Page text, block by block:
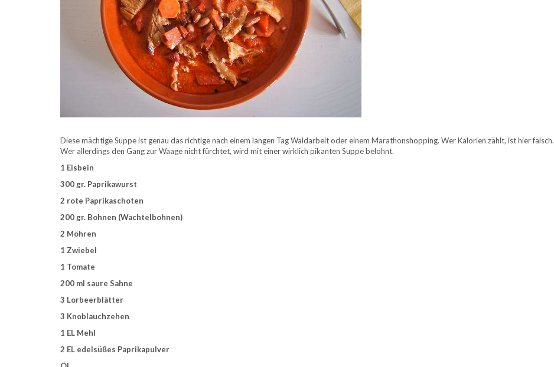
Diese mächtige Suppe ist genau das richtige nach einem langen Tag Waldarbeit oder einem Marathonshopping. Wer Kalorien zählt, ist hier falsch.
Wer allerdings den Gang zur Waage nicht fürchtet, wird mit einer wirklich pikanten Suppe belohnt.
1 Eisbein
300 gr. Paprikawurst
2 rote Paprikaschoten
200 gr. Bohnen (Wachtelbohnen)
2 Möhren
1 Zwiebel
1 Tomate
200 ml saure Sahne
3 Lorbeerblätter
3 Knoblauchzehen
1 EL Mehl
2 EL edelsüßes Paprikapulver